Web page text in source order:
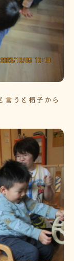
言うと椅子から